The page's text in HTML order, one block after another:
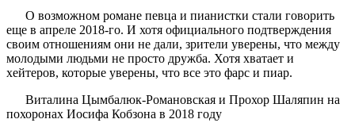
О возможном романе певца и пианистки стали говорить
еще в апреле 2018-го. И хотя официального подтверждения
своим отношениям они не дали, зрители уверены, что между
молодыми людьми не просто дружба. Хотя хватает и
хейтеров, которые уверены, что все это фарс и пиар.
Виталина Цымбалюк-Романовская и Прохор Шаляпин на
похоронах Иосифа Кобзона в 2018 году